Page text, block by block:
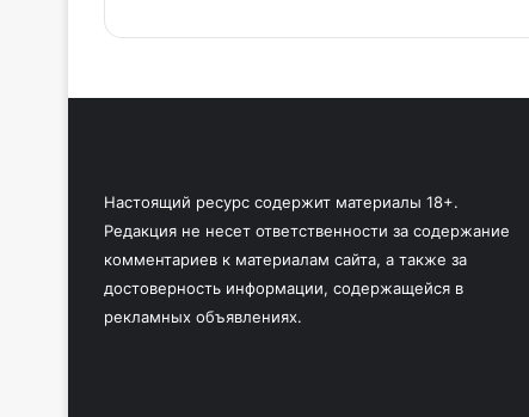
Настоящий ресурс содержит материалы 18+.
Редакция не несет ответственности за содержание
комментариев к материалам сайта, а также за
достоверность информации, содержащейся в
рекламных объявлениях.